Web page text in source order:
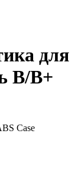
для
В/B+
Case